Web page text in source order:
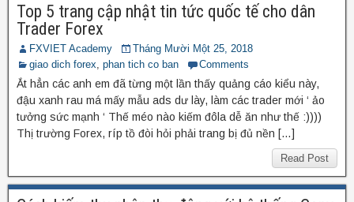
Top 5 trang cập nhật tin tức quốc tế cho dân
Trader Forex
FXVIET Academy
Tháng Mười Một 25, 2018
giao dich forex phan tich co ban Comments
Ắt hẳn các anh em đã từng một lần thấy quảng cáo kiểu này,
đậu xanh rau má mấy mẫu ads dư lày, làm các trader mới ‘ ảo
tưởng sức mạnh ‘ Thế méo nào kiếm đôla dễ ăn như thế :))))
Thị trường Forex, ríp tồ đòi hỏi phải trang bị đủ nền […]
Read Post